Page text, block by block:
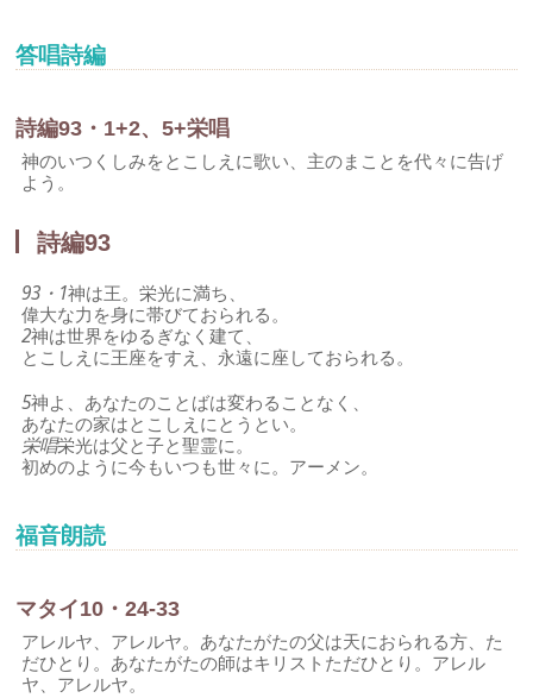
答唱詩編
詩編93・1+2、5+栄唱
神のいつくしみをとこしえに歌い、主のまことを代々に告げ
よう。
詩編93
93・1神は王。栄光に満ち、
偉大な力を身に帯びておられる。
2神は世界をゆるぎなく建て、
とこしえに王座をすえ、永遠に座しておられる。
5神よ、あなたのことばは変わることなく、
あなたの家はとこしえにとうとい。
栄唱栄光は父と子と聖霊に。
初めのように今もいつも世々に。アーメン。
福音朗読
マタイ10・24-33
アレルヤ、アレルヤ。あなたがたの父は天におられる方、た
だひとり。あなたがたの師はキリストただひとり。アレル
ヤ、アレルヤ。